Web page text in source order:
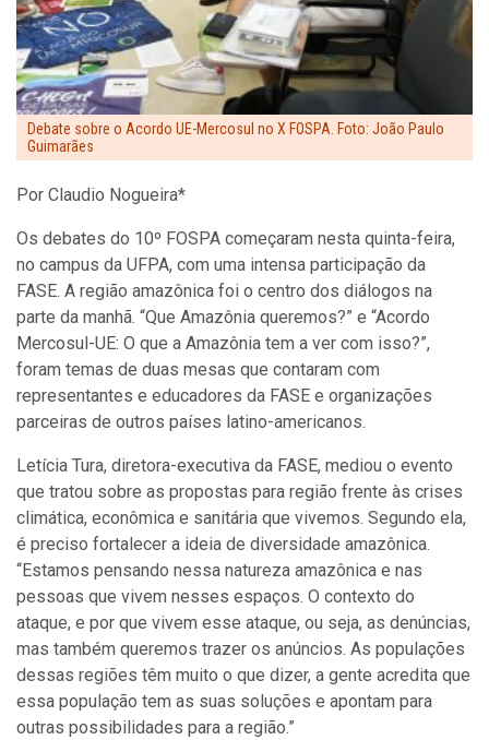
Debate sobre o Acordo UE-Mercosul no X FOSPA. Foto: João Paulo
Guimarães
Por Claudio Nogueira*
Os debates do 10º FOSPA começaram nesta quinta-feira,
no campus da UFPA, com uma intensa participação da
FASE. A região amazônica foi o centro dos diálogos na
parte da manhã. “Que Amazônia queremos?” e “Acordo
Mercosul-UE: O que a Amazônia tem a ver com isso?”,
foram temas de duas mesas que contaram com
representantes e educadores da FASE e organizações
parceiras de outros países latino-americanos.
Letícia Tura, diretora-executiva da FASE, mediou o evento
que tratou sobre as propostas para região frente às crises
climática, econômica e sanitária que vivemos. Segundo ela,
é preciso fortalecer a ideia de diversidade amazônica.
“Estamos pensando nessa natureza amazônica e nas
pessoas que vivem nesses espaços. O contexto do
ataque, e por que vivem esse ataque, ou seja, as denúncias,
mas também queremos trazer os anúncios. As populações
dessas regiões têm muito o que dizer, a gente acredita que
essa população tem as suas soluções e apontam para
outras possibilidades para a região.”